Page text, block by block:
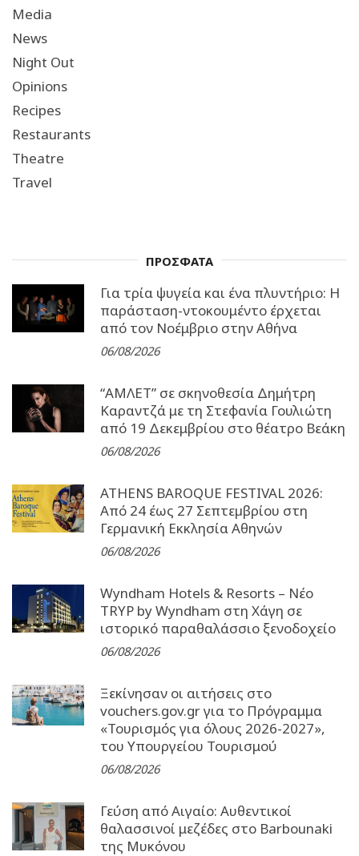
Media
News
Night Out
Opinions
Recipes
Restaurants
Theatre
Travel
ΠΡΟΣΦΑΤΑ
Για τρία ψυγεία και ένα πλυντήριο: Η
παράσταση-ντοκουμέντο έρχεται
από τον Νοέμβριο στην Αθήνα
06/08/2026
“ΑΜΛΕΤ” σε σκηνοθεσία Δημήτρη
Καραντζά με τη Στεφανία Γουλιώτη
από 19 Δεκεμβρίου στο θέατρο Βεάκη
06/08/2026
ATHENS BAROQUE FESTIVAL 2026:
Από 24 έως 27 Σεπτεµβρίου στη
Γερµανική Εκκλησία Αθηνών
06/08/2026
Wyndham Hotels & Resorts – Νέο
TRYP by Wyndham στη Χάγη σε
ιστορικό παραθαλάσσιο ξενοδοχείο
06/08/2026
Ξεκίνησαν οι αιτήσεις στο
vouchers.gov.gr για το Πρόγραμμα
«Τουρισμός για όλους 2026-2027»,
του Υπουργείου Τουρισμού
06/08/2026
Γεύση από Αιγαίο: Αυθεντικοί
θαλασσινοί μεζέδες στο Barbounaki
της Μυκόνου